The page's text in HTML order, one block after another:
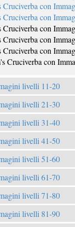
con
con
con
con
con
Cruciverba con
livelli 11-20
livelli 21-30
livelli 31-40
livelli 41-50
livelli 51-60
livelli 61-70
livelli 71-80
livelli 81-90